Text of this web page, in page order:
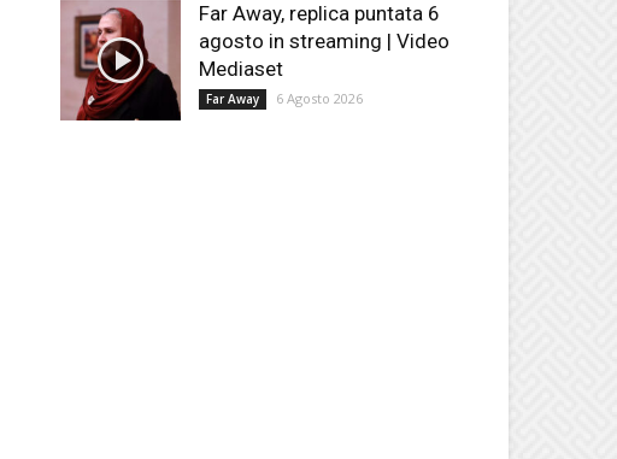
Far Away, replica puntata 6
agosto in streaming | Video
Mediaset
Far Away 6 Agosto 2026